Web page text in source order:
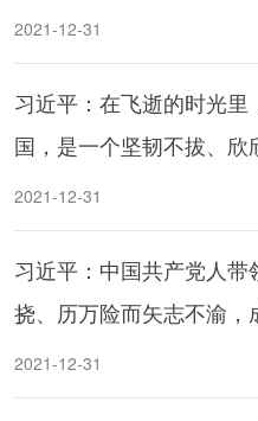
2021-12-31
习近平：在飞逝的时光
国，是一个坚韧不拔、欣
2021-12-31
习近平：中国共产党人
挠、历万险而矢志不渝
2021-12-31